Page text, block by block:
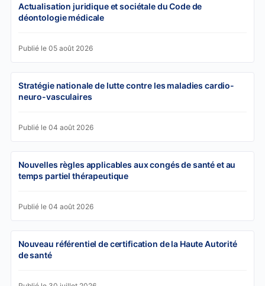
Actualisation juridique et sociétale du Code de
déontologie médicale
Publié le 05 août 2026
Stratégie nationale de lutte contre les maladies cardio-
neuro-vasculaires
Publié le 04 août 2026
Nouvelles règles applicables aux congés de santé et au
temps partiel thérapeutique
Publié le 04 août 2026
Nouveau référentiel de certification de la Haute Autorité
de santé